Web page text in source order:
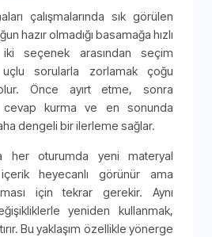
çalışmalarında sık görülen
hazır olmadığı basamağa hızlı
seçenek arasından seçim
uçlu sorularla zorlamak çoğu
Önce ayırt etme, sonra
cevap kurma ve en sonunda
dengeli bir ilerleme sağlar.
her oturumda yeni materyal
heyecanlı görünür ama
için tekrar gerekir. Aynı
yeniden kullanmak,
Bu yaklaşım özellikle yönerge